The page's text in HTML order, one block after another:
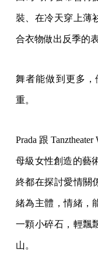
裝、在冷天穿上薄
合衣物做出反季的表
舞者能做到更多
重。
Prada 跟
母級女性創造的藝
終都在探討愛情關
緒為主體，情緒，
一顆小碎石，輕飄
山。